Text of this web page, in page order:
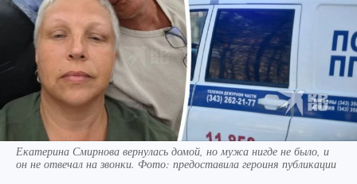
Екатерина Смирнова вернулась домой, но мужа нигде не было, и
он не отвечал на звонки. Фото: предоставила героиня публикации